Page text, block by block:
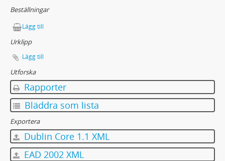
Beställningar
Lägg till
Urklipp
Lägg till
Utforska
Rapporter
Bläddra som lista
Exportera
Dublin Core 1.1 XML
EAD 2002 XML